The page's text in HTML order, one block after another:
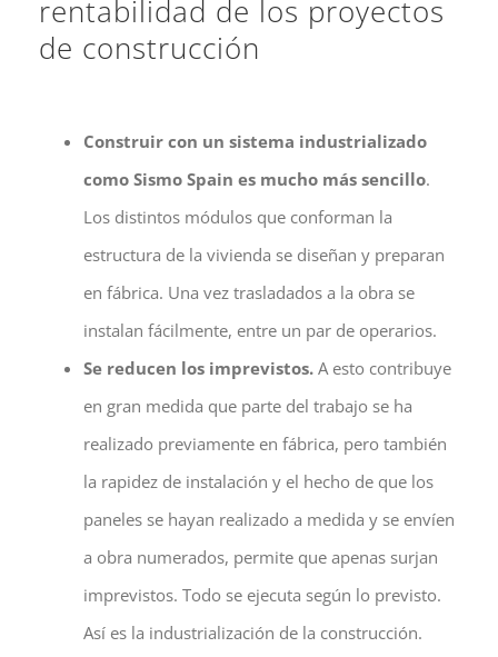
rentabilidad de los proyectos
de construcción
Construir con un sistema industrializado
como Sismo Spain es mucho más sencillo.
Los distintos módulos que conforman la
estructura de la vivienda se diseñan y preparan
en fábrica. Una vez trasladados a la obra se
instalan fácilmente, entre un par de operarios.
Se reducen los imprevistos.A esto contribuye
en gran medida que parte del trabajo se ha
realizado previamente en fábrica, pero también
la rapidez de instalación y el hecho de que los
paneles se hayan realizado a medida y se envíen
a obra numerados, permite que apenas surjan
imprevistos. Todo se ejecuta según lo previsto.
Así es la industrialización de la construcción.